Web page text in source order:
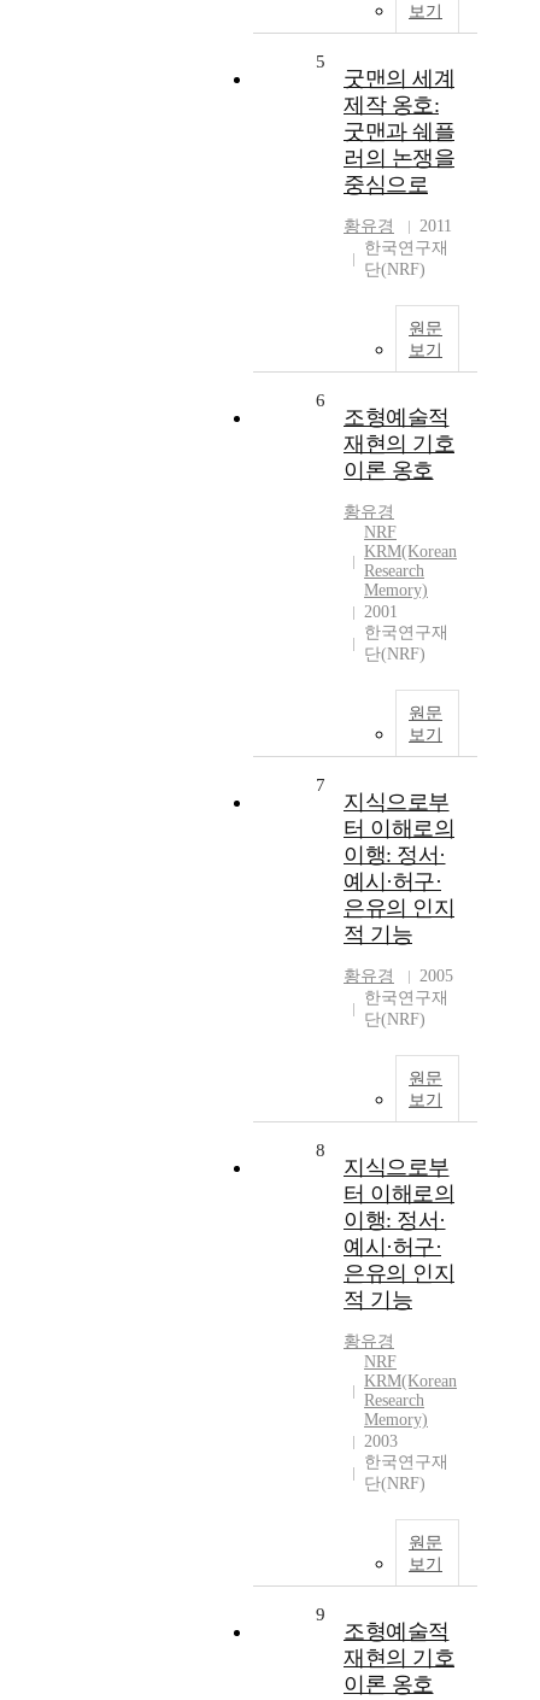
보기
5
굿맨의 세계
제작 옹호:
굿맨과 쉐플
러의 논쟁을
중심으로
황유경
2011
한국연구재
단(NRF)
원문
보기
6
조형예술적
재현의 기호
이론 옹호
황유경
NRF
KRM(Korean
Research
Memory)
2001
한국연구재
단(NRF)
원문
보기
7
지식으로부
터 이해로의
이행: 정서·
예시·허구·
은유의 인지
적 기능
황유경
2005
한국연구재
단(NRF)
원문
보기
8
지식으로부
터 이해로의
이행: 정서·
예시·허구·
은유의 인지
적 기능
황유경
NRF
KRM(Korean
Research
Memory)
2003
한국연구재
단(NRF)
원문
보기
9
조형예술적
재현의 기호
이론 옹호